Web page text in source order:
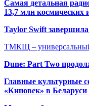
Самая детальная
13,7 млн космических
Taylor Swift завершила
ТМКЩ – универсальный
Dune: Part Two
Главные культурные
«Киновек» в